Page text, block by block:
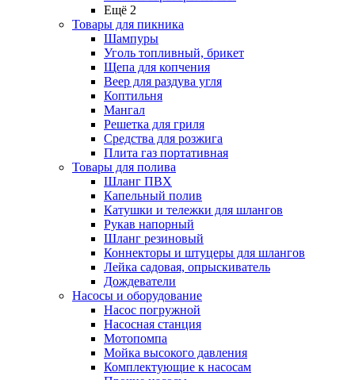
Ещё 2
Товары для пикника
Шампуры
Уголь топливный, брикет
Щепа для копчения
Веер для раздува угля
Коптильня
Мангал
Решетка для гриля
Средства для розжига
Плита газ портативная
Товары для полива
Шланг ПВХ
Капельный полив
Катушки и тележки для шлангов
Рукав напорный
Шланг резиновый
Коннекторы и штуцеры для шлангов
Лейка садовая, опрыскиватель
Дождеватели
Насосы и оборудование
Насос погружной
Насосная станция
Мотопомпа
Мойка высокого давления
Комплектующие к насосам